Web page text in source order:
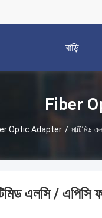
বাড়ি
Fiber
Optic Adapter / মাল্টিমিড
এলসি / এপিসি